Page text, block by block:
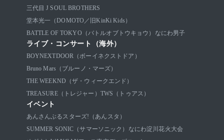
三代目 J SOUL BROTHERS
堂本光一（DOMOTO／旧KinKi Kids）
BATTLE OF TOKYO（バトルオブトウキョウ）
なにわ男子
ライブ・コンサート（海外）
BOYNEXTDOOR（ボーイネクストドア）
Bruno Mars（ブルーノ・マーズ）
THE WEEKND（ザ・ウィークエンド）
TREASURE（トレジャー） TWS（トゥアス）
イベント
あんさんぶるスターズ!（あんスタ）
SUMMER SONIC（サマーソニック） なにわ淀川花火大会